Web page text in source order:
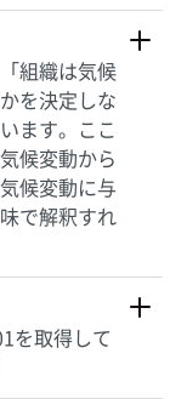
組織は気候
を決定しな
ます。ここ
候変動から
候変動に与
で解釈すれ
を取得して